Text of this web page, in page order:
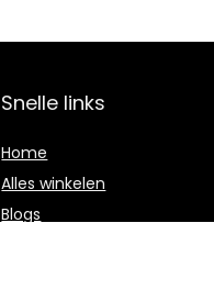
Snelle links
Home
Alles winkelen
Blogs